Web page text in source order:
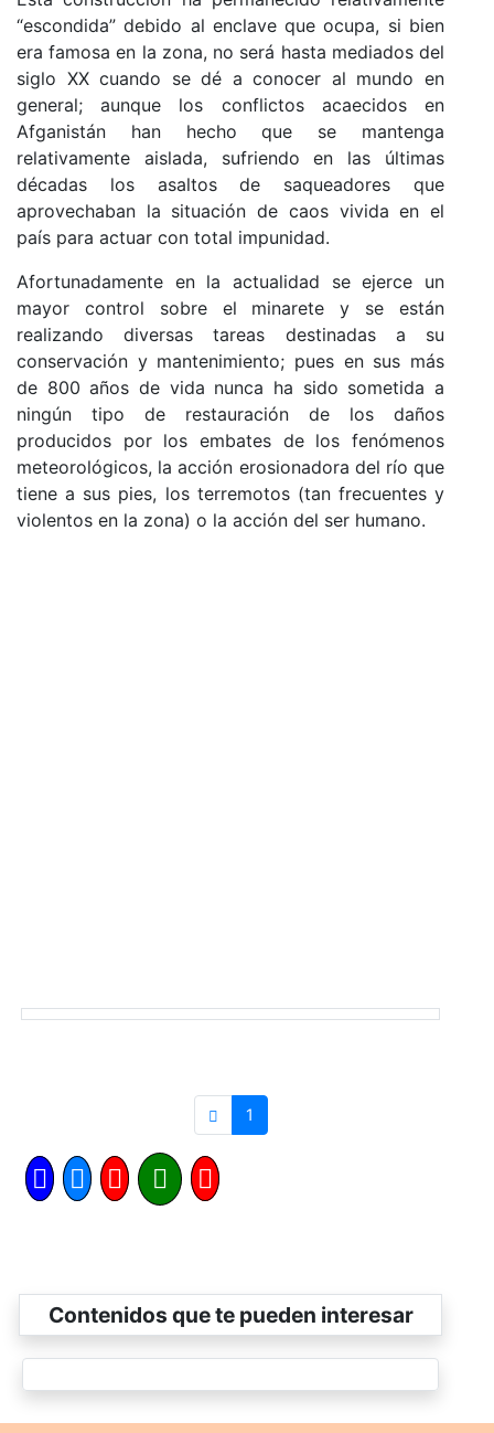
“escondida” debido al enclave que ocupa, si bien
era famosa en la zona, no será hasta mediados del
siglo XX cuando se dé a conocer al mundo en
general; aunque los conflictos acaecidos en
Afganistán han hecho que se mantenga
relativamente aislada, sufriendo en las últimas
décadas los asaltos de saqueadores que
aprovechaban la situación de caos vivida en el
país para actuar con total impunidad.
Afortunadamente en la actualidad se ejerce un
mayor control sobre el minarete y se están
realizando diversas tareas destinadas a su
conservación y mantenimiento; pues en sus más
de 800 años de vida nunca ha sido sometida a
ningún tipo de restauración de los daños
producidos por los embates de los fenómenos
meteorológicos, la acción erosionadora del río que
tiene a sus pies, los terremotos (tan frecuentes y
violentos en la zona) o la acción del ser humano.
1
Contenidos que te pueden interesar